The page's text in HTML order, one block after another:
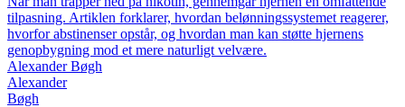
tilpasning. Artiklen forklarer, hvordan belønningssystemet reagerer,
hvorfor abstinenser opstår, og hvordan man kan støtte hjernens
genopbygning mod et mere naturligt velvære.
Alexander Bøgh
Alexander
Bøgh